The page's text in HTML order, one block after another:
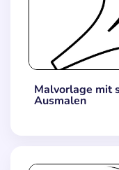
Malvorlage mit
Ausmalen